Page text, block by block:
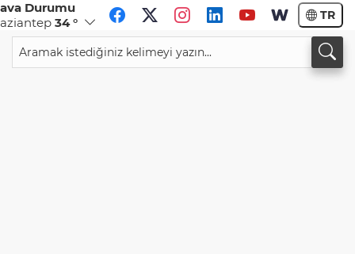
Durumu
34 ° TR
CHF
59,0083%0,82
34,1883